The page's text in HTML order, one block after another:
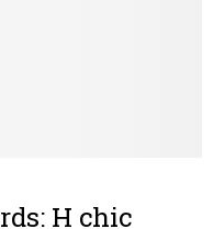
Η chic